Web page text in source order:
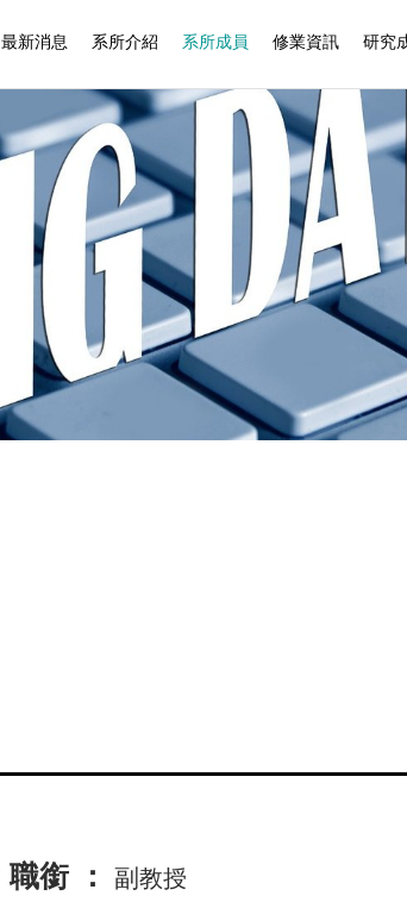
最新消息 系所介紹 系所成員 修業資訊 研究
職銜 ： 副 教授